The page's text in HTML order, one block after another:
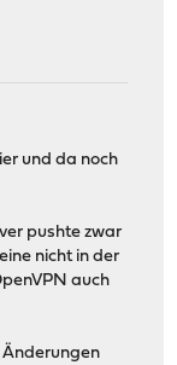
und da noch
pushte zwar
nicht in der
auch